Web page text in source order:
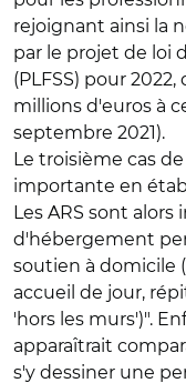
rejoignant ainsi la
par le projet de loi
(PLFSS) pour
millions d'euros à
septembre 2021).
Le troisième cas
importante en
Les ARS sont
d'hébergement
soutien à domicile
accueil de jour,
'hors les murs')".
apparaîtrait
s'y dessiner une